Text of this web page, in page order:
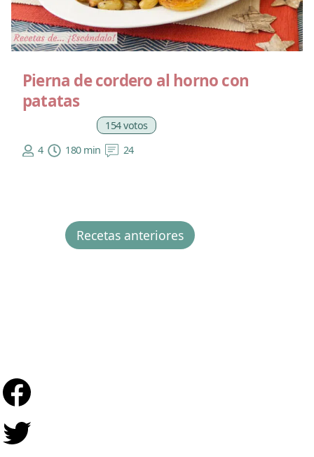
Pierna de cordero al horno con
patatas
154 votos
4
180 min 24
Recetas anteriores